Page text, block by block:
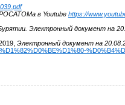
в Youtube https://
Электронный документ на
Электронный документ на